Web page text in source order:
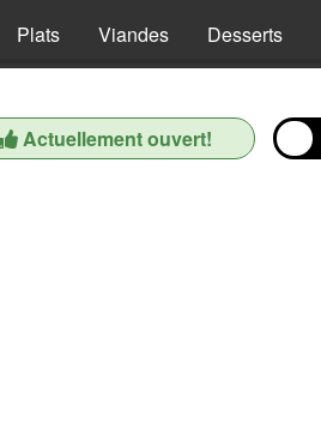
Plats Viandes Desserts
Actuellement ouvert!